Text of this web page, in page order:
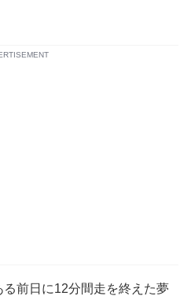
る前日に12分間走を終えた夢